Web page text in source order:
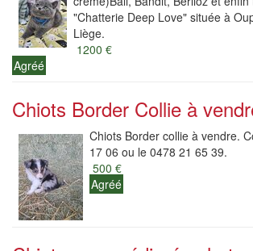
"Chatterie Deep Love" située à
Liège.
1200 €
Agréé
Chiots Border Collie à
Chiots Border collie à vendre.
17 06 ou le 0478 21 65 39.
500 €
Agréé